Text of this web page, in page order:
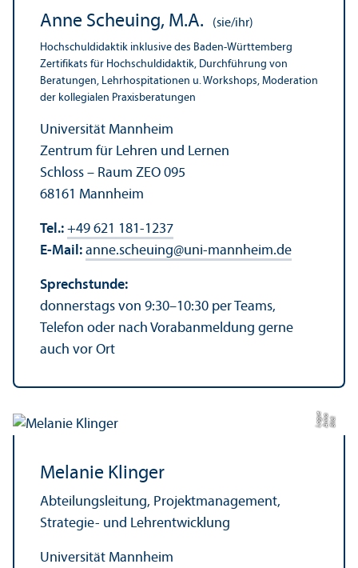
Anne Scheuing, M.A. (sie/ihr)
Hochschul­didaktik inklusive des Baden-Württemberg
Zertifikats für Hochschul­didaktik, Durchführung von
Beratungen, Lehr­hospitationen u. Workshops, Moderation
der kollegialen Praxis­beratungen
Universität Mannheim
Zentrum für Lehren und Lernen
Schloss – Raum ZEO 095
68161 Mannheim
Tel.: +49 621 181-1237
E-Mail: anne.scheuing@uni-mannheim.de
Sprechstunde:
donnerstags von 9:30–10:30 per Teams,
Telefon oder nach Vorabanmeldung gerne
auch vor Ort
Bil
d:
A
n
n
aL
o
g
u
e
Melanie Klinger
Abteilungs­leitung, Projekt­management,
Strategie- und Lehr­entwicklung
Universität Mannheim